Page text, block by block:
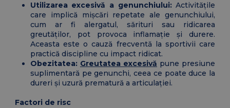
Utilizarea excesivă a genunchiului: Activitățile
care implică mișcări repetate ale genunchiului,
cum ar fi alergatul, sărituri sau ridicarea
greutăților, pot provoca inflamație și durere.
Aceasta este o cauză frecventă la sportivii care
practică discipline cu impact ridicat.
Obezitatea: Greutatea excesivă pune presiune
suplimentară pe genunchi, ceea ce poate duce la
dureri și uzură prematură a articulației.
Factori de risc